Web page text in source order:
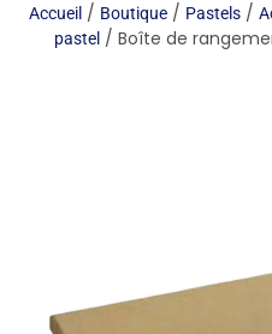
Accueil / Boutique / Pastels /
pastel / Boîte de